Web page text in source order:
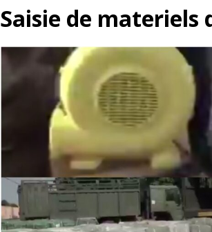
Saisie de materiels